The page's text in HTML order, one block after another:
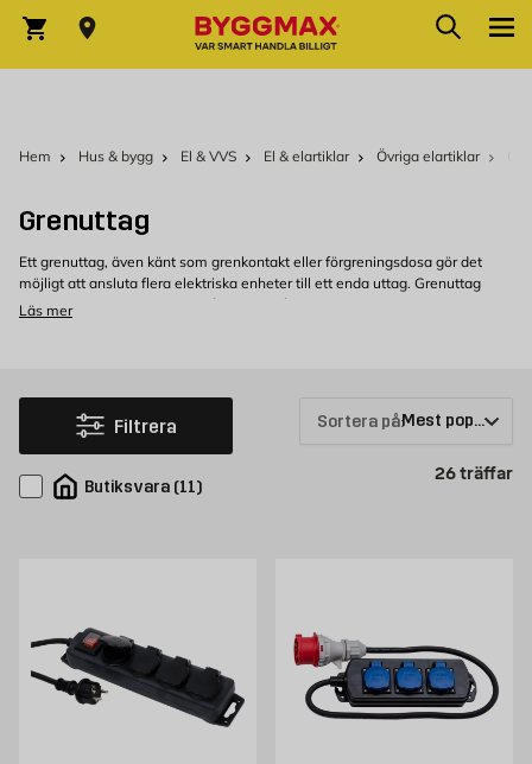
Varukorg Sök
Hem Hus & bygg El & VVS El & elartiklar Övriga elartiklar
Grenuttag
Ett grenuttag, även känt som grenkontakt eller förgreningsdosa gör det
möjligt att ansluta flera elektriska enheter till ett enda uttag. Grenuttag
finns med olika antal uttag, från enkla tvåvägsuttag till mer komplexa
När du väljer ett grenuttag är det viktigt att tänka på hur många enheter du
vill ansluta till uttaget. Det är också viktigt att tänka på den totala
strömstyrkan som de anslutna enheterna kommer att dra, eftersom det
kapacitet.
Läs mer
Filtrera
Butiksvara (11)
Sortera på:
26träffar